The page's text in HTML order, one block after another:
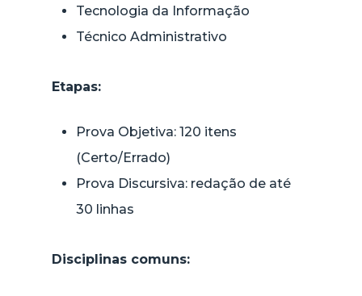
Tecnologia da Informação
Técnico Administrativo
Etapas:
Prova Objetiva: 120 itens
(Certo/Errado)
Prova Discursiva: redação de até
30 linhas
Disciplinas comuns: